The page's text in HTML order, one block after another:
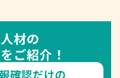
材の
ご紹介！
確認だけの